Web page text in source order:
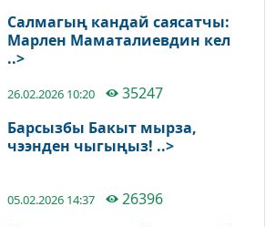
Салмагың кандай саясатчы:
Марлен Маматалиевдин кел
..>
26.02.2026 10:20
35247
Барсызбы Бакыт мырза,
чээнден чыгыңыз! ..>
05.02.2026 14:37
26396